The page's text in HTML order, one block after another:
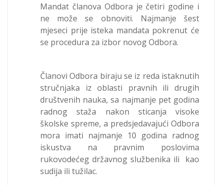
Mandat članova Odbora je četiri godine i
ne može se obnoviti. Najmanje šest
mjeseci prije isteka mandata pokrenut će
se procedura za izbor novog Odbora.
Članovi Odbora biraju se iz reda istaknutih
stručnjaka iz oblasti pravnih ili drugih
društvenih nauka, sa najmanje pet godina
radnog staža nakon sticanja visoke
školske spreme, a predsjedavajući Odbora
mora imati najmanje 10 godina radnog
iskustva na pravnim poslovima
rukovodećeg državnog službenika ili kao
sudija ili tužilac.